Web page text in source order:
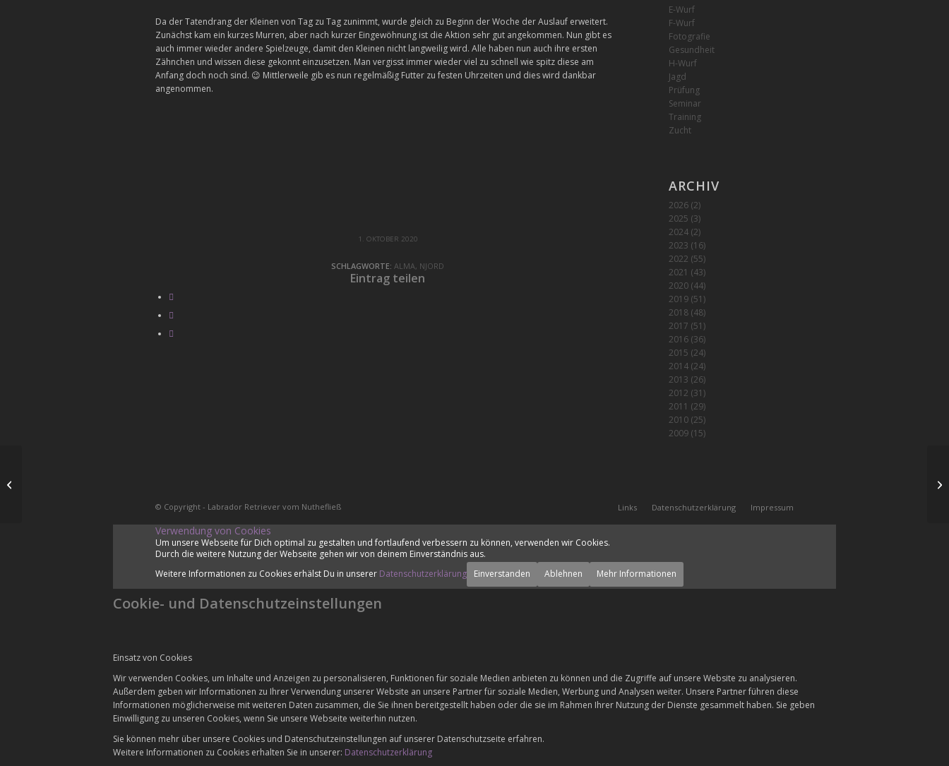
Da der Tatendrang der Kleinen von Tag zu Tag zunimmt, wurde gleich zu Beginn der Woche der Auslauf erweitert.
Zunächst kam ein kurzes Murren, aber nach kurzer Eingewöhnung ist die Aktion sehr gut angekommen. Nun gibt es
auch immer wieder andere Spielzeuge, damit den Kleinen nicht langweilig wird. Alle haben nun auch ihre ersten
Zähnchen und wissen diese gekonnt einzusetzen. Man vergisst immer wieder viel zu schnell wie spitz diese am
Anfang doch noch sind. 😉 Mittlerweile gib es nun regelmäßig Futter zu festen Uhrzeiten und dies wird dankbar
angenommen.
1. OKTOBER 2020
SCHLAGWORTE: ALMA, NJORD
Eintrag teilen
E-Wurf
F-Wurf
Fotografie
Gesundheit
H-Wurf
Jagd
Prüfung
Seminar
Training
Zucht
ARCHIV
2026(2)
2025 (3)
2024(2)
2023 (16)
2022 (55)
2021 (43)
2020(44)
2019(51)
2018(48)
2017 (51)
2016(36)
2015 (24)
2014(24)
2013 (26)
2012 (31)
2011 (29)
2010(25)
2009(15)
© Copyright - Labrador Retriever vom Nuthefließ Links Datenschutzerklärung Impressum
Verwendung von Cookies
Um unsere Webseite für Dich optimal zu gestalten und fortlaufend verbessern zu können, verwenden wir Cookies.
Durch die weitere Nutzung der Webseite gehen wir von deinem Einverständnis aus.
Weitere Informationen zu Cookies erhälst Du in unserer Datenschutzerklärung Einverstanden Ablehnen Mehr Informationen
Cookie- und Datenschutzeinstellungen
Einsatz von Cookies
Wir verwenden Cookies, um Inhalte und Anzeigen zu personalisieren, Funktionen für soziale Medien anbieten zu können und die Zugriffe auf unsere Website zu analysieren.
Außerdem geben wir Informationen zu Ihrer Verwendung unserer Website an unsere Partner für soziale Medien, Werbung und Analysen weiter. Unsere Partner führen diese
Informationen möglicherweise mit weiteren Daten zusammen, die Sie ihnen bereitgestellt haben oder die sie im Rahmen Ihrer Nutzung der Dienste gesammelt haben. Sie geben
Einwilligung zu unseren Cookies, wenn Sie unsere Webseite weiterhin nutzen.
Sie können mehr über unsere Cookies und Datenschutzeinstellungen auf unserer Datenschutzseite erfahren.
Weitere Informationen zu Cookies erhalten Sie in unserer: Datenschutzerklärung